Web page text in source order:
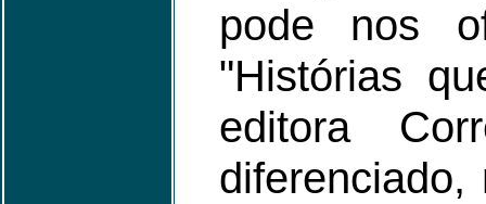
pode nos
"Histórias
editora